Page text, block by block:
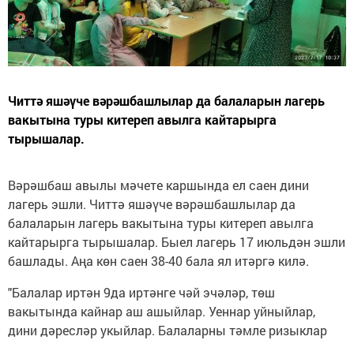
Читтә яшәүче вәрәшбашлылар да балаларын лагерь
вакытына туры китереп авылга кайтарырга
тырышалар.
Вәрәшбаш авылы мәчете каршында ел саен дини
лагерь эшли. Читтә яшәүче вәрәшбашлылар да
балаларын лагерь вакытына туры китереп авылга
кайтарырга тырышалар. Быел лагерь 17 июльдән эшли
башлады. Аңа көн саен 38-40 бала ял итәргә килә.
"Балалар иртән 9да иртәнге чәй эчәләр, төш
вакытында кайнар аш ашыйлар. Уеннар уйныйлар,
дини дәресләр укыйлар. Балаларны тәмле ризыклар